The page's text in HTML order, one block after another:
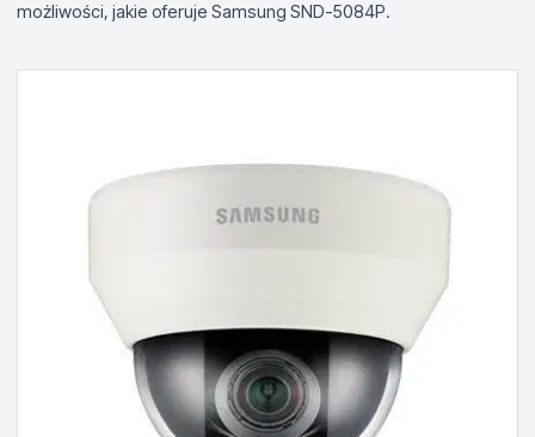
możliwości, jakie oferuje Samsung SND-5084P.